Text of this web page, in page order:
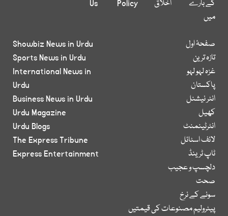
کے بارے
میں
اخلاق
Policy
Us
صفحۂ اول
تازہ ترین
غزہ لہو لہو
پاکستان
انٹر نیشنل
کھیل
انٹرٹینمنٹ
لائف اسٹائل
ٹاپ ٹرینڈ
دلچسپ و عجیب
صحت
سونے کے نرخ
پیٹرولیم مصنوعات کی قیمتیں
Showbiz News in Urdu
Sports News in Urdu
International News in
Urdu
Business News in Urdu
Urdu Magazine
Urdu Blogs
The Express Tribune
Express Entertainment